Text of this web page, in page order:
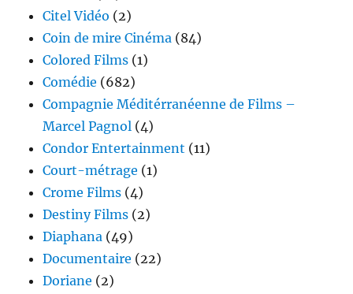
Citel Vidéo (2)
Coin de mire Cinéma (84)
Colored Films (1)
Comédie (682)
Compagnie Méditérranéenne de Films –
Marcel Pagnol (4)
Condor Entertainment (11)
Court-métrage (1)
Crome Films (4)
Destiny Films (2)
Diaphana (49)
Documentaire (22)
Doriane (2)